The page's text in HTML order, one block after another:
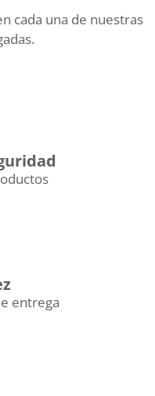
cada una de nuestras
entrega